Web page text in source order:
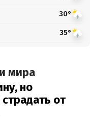
30°
35°
мира
но
от